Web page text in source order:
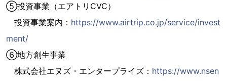
⑤投資事業（エアトリCVC）
投資事業案内： https://www.airtrip.co.jp/service/invest
ment/
⑥地方創生事業
株式会社エヌズ・エンタープライズ： https://www.nsen